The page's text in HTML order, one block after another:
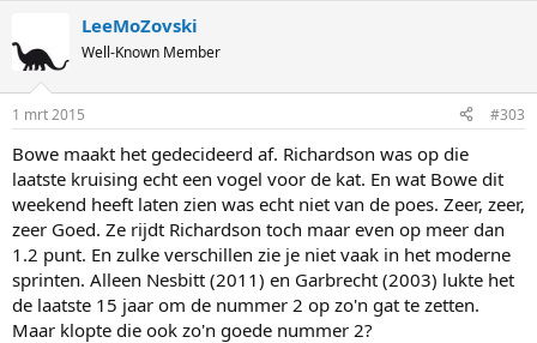
t
i
s
LeeMoZovski
Well-Known Member
1 mrt 2015 #303
Bowe maakt het gedecideerd af. Richardson was op die
laatste kruising echt een vogel voor de kat. En wat Bowe dit
weekend heeft laten zien was echt niet van de poes. Zeer, zeer,
zeer Goed. Ze rijdt Richardson toch maar even op meer dan
1.2 punt. En zulke verschillen zie je niet vaak in het moderne
sprinten. Alleen Nesbitt (2011) en Garbrecht (2003) lukte het
de laatste 15 jaar om de nummer 2 op zo'n gat te zetten.
Maar klopte die ook zo'n goede nummer 2?